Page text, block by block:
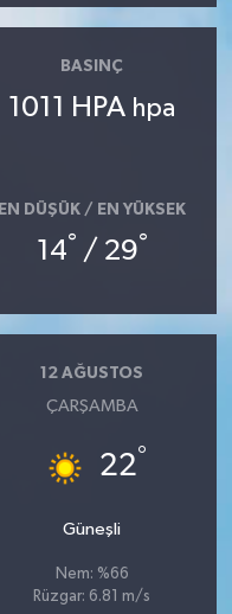
BASINÇ
1011 HPA hpa
EN DÜŞÜK / EN YÜKSEK
14° / 29°
12 AĞUSTOS
ÇARŞAMBA
22°
Güneşli
Nem: %66
Rüzgar: 6.81 m/s